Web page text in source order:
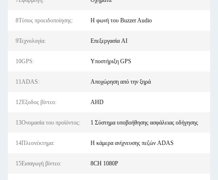
8Τύπος προειδοποίησης: Η φωνή του Buzzer Audio
9Τεχνολογία: Επεξεργασία AI
10GPS: Υποστήριξη GPS
11ADAS: Αποχώρηση από την ξηρά
12Έξοδος βίντεο: ΑHD
13Ονομασία του προϊόντος: 1 Σύστημα υποβοήθησης ασφάλειας οδήγησης
14Πλεονέκτημα: Η κάμερα ανίχνευσης πεζών ADAS
15Εισαγωγή βίντεο: 8CH 1080P